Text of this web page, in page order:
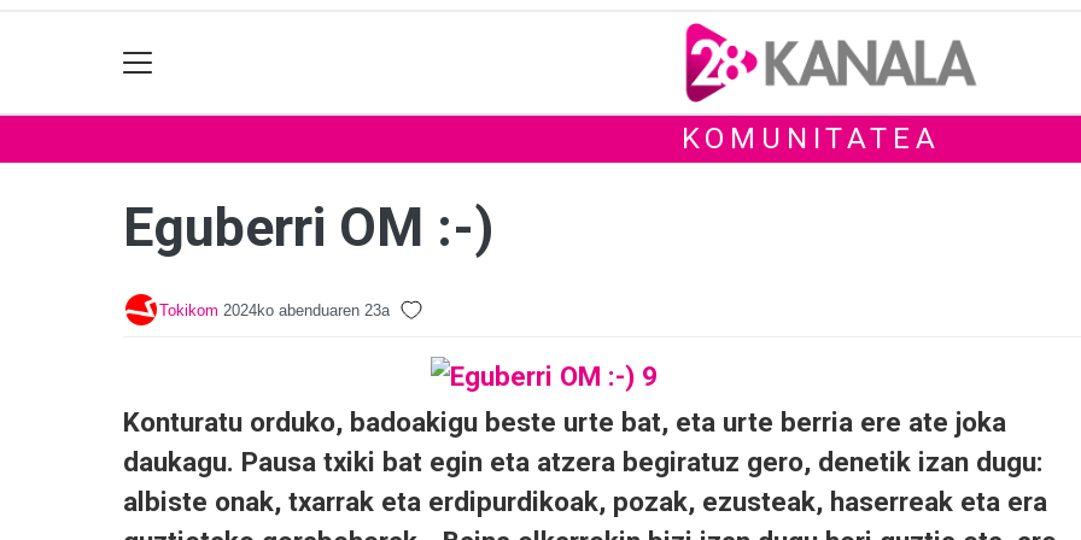
KOMUNITATEA
Eguberri OM :-)
Tokikom 2024ko abenduaren 23a
Konturatu orduko, badoakigu beste urte bat, eta urte berria ere ate joka
daukagu. Pausa txiki bat egin eta atzera begiratuz gero, denetik izan dugu:
albiste onak, txarrak eta erdipurdikoak, pozak, ezusteak, haserreak eta era